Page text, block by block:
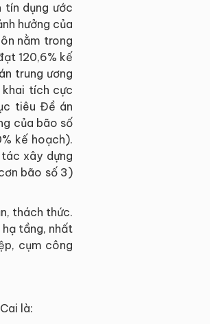
tín dụng ước
hưởng của
nằm trong
120,6% kế
trung ương
tích cực
tiêu Đề án
của bão số
kế hoạch).
xây dựng
bão số 3)
thách thức.
tầng, nhất
cụm công
là: